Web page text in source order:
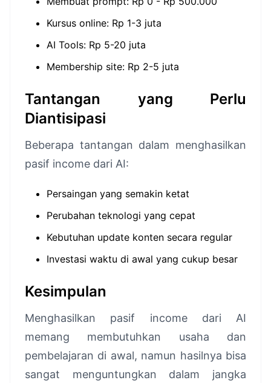
Kursus online: Rp 1-3 juta
AI Tools: Rp 5-20 juta
Membership site: Rp 2-5 juta
Tantangan yang Perlu
Diantisipasi
Beberapa tantangan dalam menghasilkan
pasif income dari AI:
Persaingan yang semakin ketat
Perubahan teknologi yang cepat
Kebutuhan update konten secara regular
Investasi waktu di awal yang cukup besar
Kesimpulan
Menghasilkan pasif income dari AI
memang membutuhkan usaha dan
pembelajaran di awal, namun hasilnya bisa
sangat menguntungkan dalam jangka